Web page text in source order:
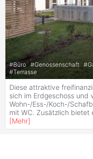
#Büro #Genossenschaft #
#Terrasse
Diese attraktive
sich im Erdgeschoss und
Wohn-/Ess-/Koch-/
mit WC. Zusätzlich bietet
[Mehr]